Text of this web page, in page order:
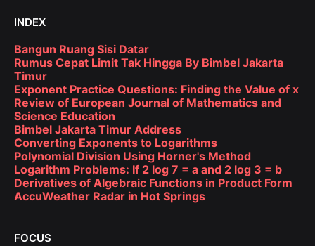
INDEX
Bangun Ruang Sisi Datar
Rumus Cepat Limit Tak Hingga By Bimbel Jakarta
Timur
Exponent Practice Questions: Finding the Value of x
Review of European Journal of Mathematics and
Science Education
Bimbel Jakarta Timur Address
Converting Exponents to Logarithms
Polynomial Division Using Horner's Method
Logarithm Problems: If 2 log 7 = a and 2 log 3 = b
Derivatives of Algebraic Functions in Product Form
AccuWeather Radar in Hot Springs
FOCUS